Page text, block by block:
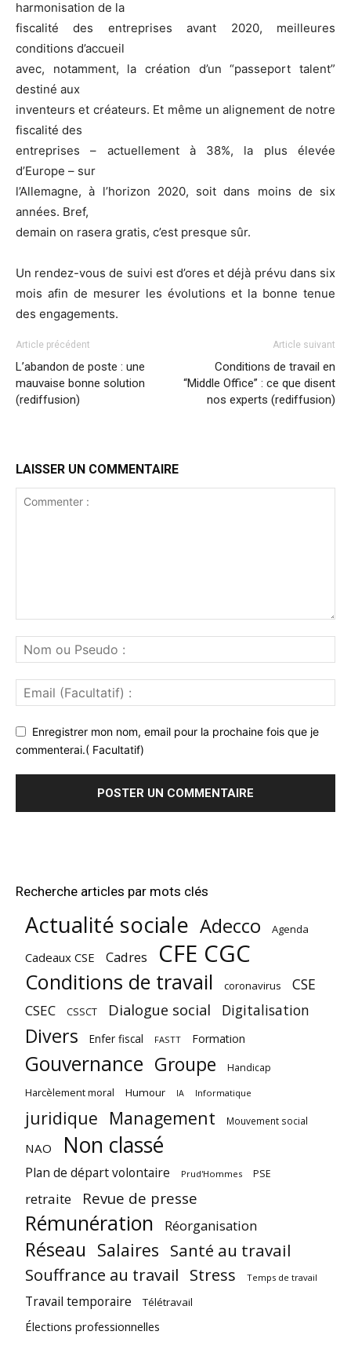
harmonisation de la
fiscalité des entreprises avant 2020, meilleures
conditions d’accueil
avec, notamment, la création d’un “passeport talent”
destiné aux
inventeurs et créateurs. Et même un alignement de notre
fiscalité des
entreprises – actuellement à 38%, la plus élevée
d’Europe – sur
l’Allemagne, à l’horizon 2020, soit dans moins de six
années. Bref,
demain on rasera gratis, c’est presque sûr.
Un rendez-vous de suivi est d’ores et déjà prévu dans six
mois afin de mesurer les évolutions et la bonne tenue
des engagements.
Article précédent
L’abandon de poste : une
mauvaise bonne solution
(rediffusion)
Article suivant
Conditions de travail en
“Middle Office” : ce que disent
nos experts (rediffusion)
LAISSER UN COMMENTAIRE
Enregistrer mon nom, email pour la prochaine fois que je
commenterai.( Facultatif)
Recherche articles par mots clés
Actualité sociale Adecco Agenda
Cadeaux CSE Cadres CFE CGC
Conditions de travail coronavirus CSE
CSEC CSSCT Dialogue social Digitalisation
Divers Enfer fiscal FASTT Formation
Gouvernance Groupe Handicap
Harcèlement moral Humour IA Informatique
juridique Management Mouvement social
NAO Non classé
Plan de départ volontaire Prud'Hommes PSE
retraite Revue de presse
Rémunération Réorganisation
Réseau Salaires Santé au travail
Souffrance au travail Stress Temps de travail
Travail temporaire Télétravail
Élections professionnelles